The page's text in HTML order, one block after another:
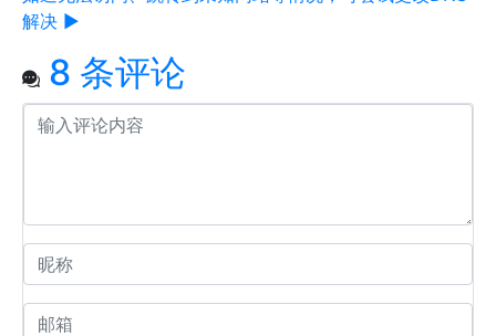
解决 ▶
8 条评论